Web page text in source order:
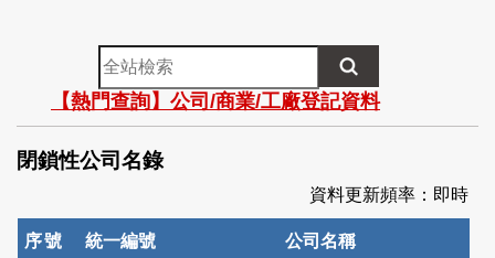
全
站
檢
索
【熱門查詢】公司/商業/工廠登記資料
閉鎖性公司名錄
資料更新頻率：即時
序號 統一編號 公司名稱